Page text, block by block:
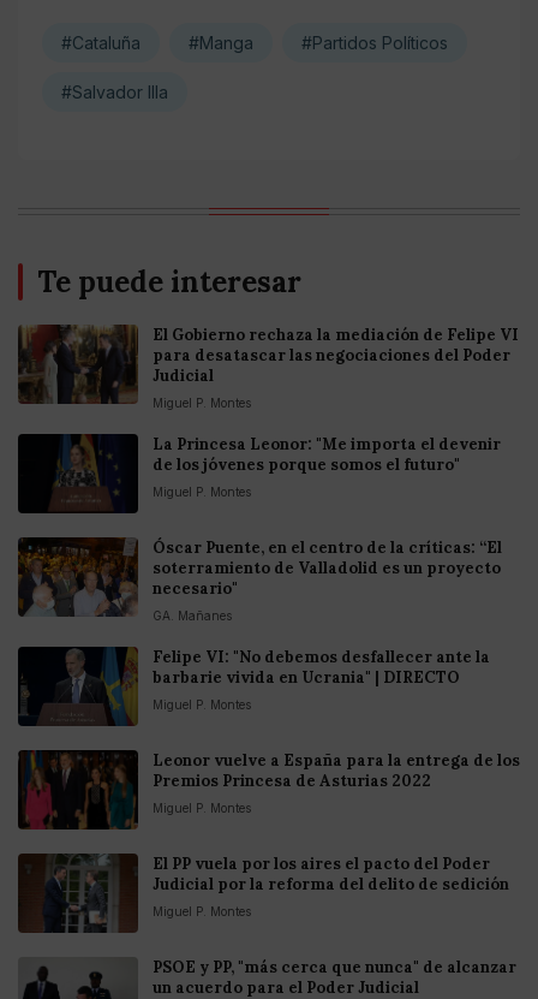
#Cataluña #Manga #Partidos Políticos
#Salvador Illa
Te puede interesar
El Gobierno rechaza la mediación de Felipe VI
para desatascar las negociaciones del Poder
Judicial
Miguel P. Montes
La Princesa Leonor: "Me importa el devenir
de los jóvenes porque somos el futuro"
Miguel P. Montes
Óscar Puente, en el centro de la críticas: “El
soterramiento de Valladolid es un proyecto
necesario"
GA. Mañanes
Felipe VI: "No debemos desfallecer ante la
barbarie vivida en Ucrania" | DIRECTO
Miguel P. Montes
Leonor vuelve a España para la entrega de los
Premios Princesa de Asturias 2022
Miguel P. Montes
El PP vuela por los aires el pacto del Poder
Judicial por la reforma del delito de sedición
Miguel P. Montes
PSOE y PP, "más cerca que nunca" de alcanzar
un acuerdo para el Poder Judicial